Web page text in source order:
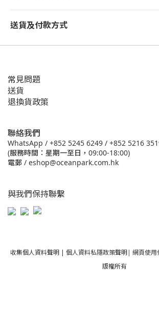
送貨及付款方式
常見問題
送貨
退換貨政策
聯絡我們
WhatsApp / +852 5245 6249 / +852 5216
(服務時間：星期一至日，09:00-18:00)
電郵 / eshop@oceanpark.com.hk
與我們保持聯繫
收集個人資料聲明| 個人資料私隱政策聲明| 網頁使用
版權所有